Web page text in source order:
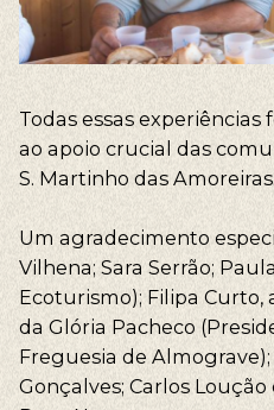
Todas essas experiências
ao apoio crucial das
S. Martinho das Amoreiras.
Um agradecimento
Vilhena; Sara Serrão;
Ecoturismo); Filipa Curto,
da Glória Pacheco
Freguesia de Almograve);
Gonçalves; Carlos